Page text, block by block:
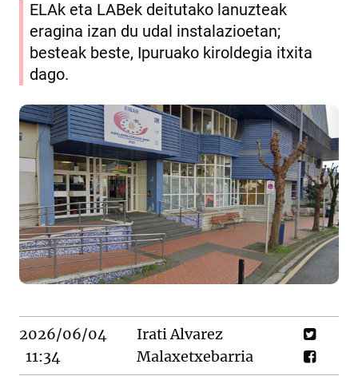
ELAk eta LABek deitutako lanuzteak
eragina izan du udal instalazioetan;
besteak beste, Ipuruako kiroldegia itxita
dago.
2026/06/04
11:34
Irati Alvarez
Malaxetxebarria